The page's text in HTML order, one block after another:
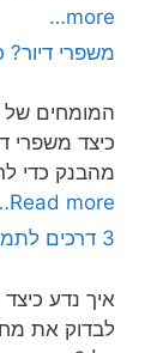
more…
משפרי
המומחים של
כיצד משפרי
מהבנק כדי
Read more…
3 דרכים לתמחור נכס למגורים
איך נדע
לבדוק את